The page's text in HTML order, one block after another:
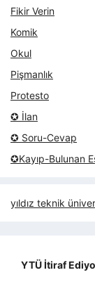
Fikir Verin
Komik
Okul
Pişmanlık
Protesto
✪ İlan
✪ Soru-Cevap
✪Kayıp-Bulunan
yıldız teknik
YTÜ İtiraf